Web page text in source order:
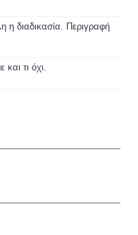
η διαδικασία. Περιγραφή
τι όχι.